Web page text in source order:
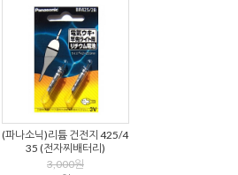
(파나소닉)리튬 건전지 425/4
35 (전자찌배터리)
3,000원